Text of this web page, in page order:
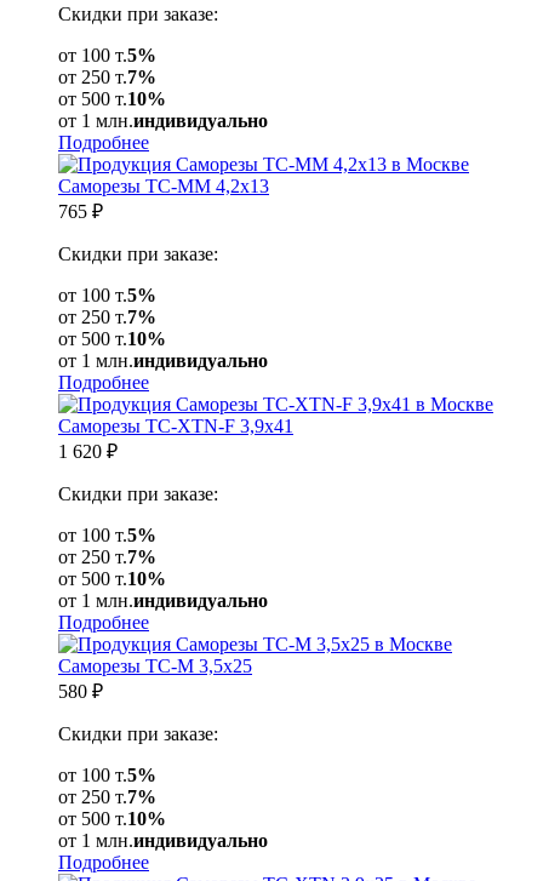
Скидки при заказе:
от 100 т.5%
от 250 т.7%
от 500 т.10%
от 1 млн.индивидуально
Подробнее
Саморезы ТС-ММ 4,2х13
765 ₽
Скидки при заказе:
от 100 т.5%
от 250 т.7%
от 500 т.10%
от 1 млн.индивидуально
Подробнее
Саморезы ТС-XTN-F 3,9х41
1 620 ₽
Скидки при заказе:
от 100 т.5%
от 250 т.7%
от 500 т.10%
от 1 млн.индивидуально
Подробнее
Саморезы ТС-М 3,5х25
580 ₽
Скидки при заказе:
от 100 т.5%
от 250 т.7%
от 500 т.10%
от 1 млн.индивидуально
Подробнее